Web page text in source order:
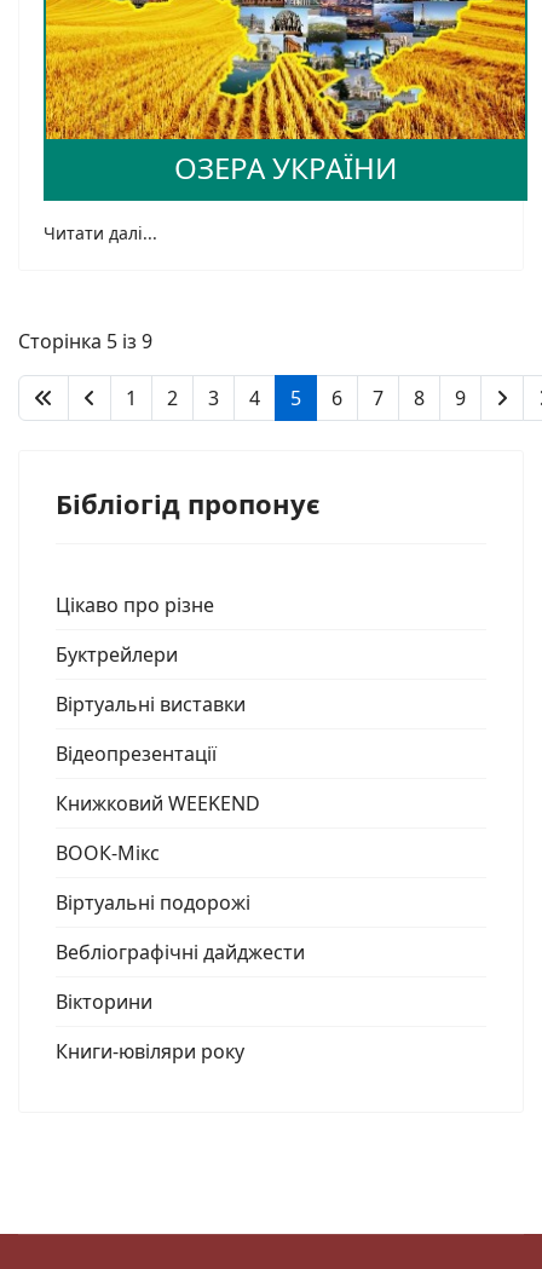
ОЗЕРА УКРАЇНИ
Читати далі...
Сторінка 5 із 9
1 2 3 4 5 6 7 8 9
Бібліогід пропонує
Цікаво про різне
Буктрейлери
Віртуальні виставки
Відеопрезентації
Книжковий WEEKEND
ВООК-Мікс
Віртуальні подорожі
Вебліографічні дайджести
Вікторини
Книги-ювіляри року